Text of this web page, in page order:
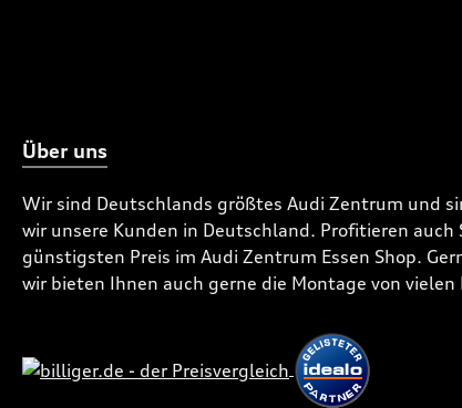
Über uns
Wir sind Deutschlands größtes Audi Zentrum und
wir unsere Kunden in Deutschland. Profitieren
günstigsten Preis im Audi Zentrum Essen Shop.
wir bieten Ihnen auch gerne die Montage von